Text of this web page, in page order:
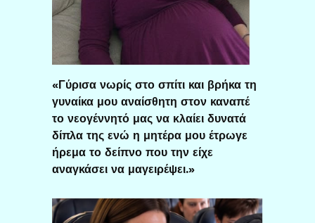
«Γύρισα νωρίς στο σπίτι και βρήκα τη
γυναίκα μου αναίσθητη στον καναπέ
το νεογέννητό μας να κλαίει δυνατά
δίπλα της ενώ η μητέρα μου έτρωγε
ήρεμα το δείπνο που την είχε
αναγκάσει να μαγειρέψει.»